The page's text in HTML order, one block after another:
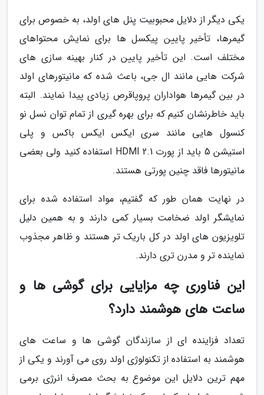
یکی دیگر از دلایل محبوبیت پنل های اولد، به خصوص برای
گیمرها، تأخیر پایین پیکسل ها برای نمایش محتواهای
مختلف است. این تأخیر پایین در کنار بهینه سازی های
شرکت هایی مانند ال جی، باعث شده که مانیتورهای اولد
در بین گیمرها هواداران پروپاقرص زیادی پیدا نمایند. البته
باید خاطرنشان کنیم که برای بهره گیری از تمام توان نسل نو
کنسول هایی مانند سری ایکس ایکس باکس و پلی
استیشن 5 باید از پورت HDMI 2.1 استفاده کنید ولی بعضی
مانیتورها فاقد چنین پورتی هستند.
در نهایت همان طور که گفتیم، مواد استفاده شده برای
نمایشگر اولد ضخامت بسیار کمی دارند و به همین دلیل
تلویزیون های اولد در کل باریک تر هستند و ظاهر مجذوب
نماینده تر و مدرن تری دارند.
این فناوری چه مزایایی برای گوشی ها و
ساعت های هوشمند دارد؟
تعداد فزاینده ای از سازندگان گوشی ها و ساعت های
هوشمند به استفاده از تکنولوژی اولد روی می آورند و یکی از
مهم ترین دلایل این موضوع به بحث مصرف انرژی برمی